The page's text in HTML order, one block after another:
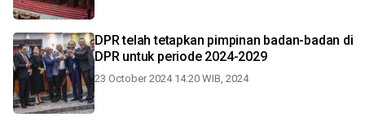
DPR telah tetapkan pimpinan badan-badan di
DPR untuk periode 2024-2029
23 October 2024 14:20 WIB, 2024